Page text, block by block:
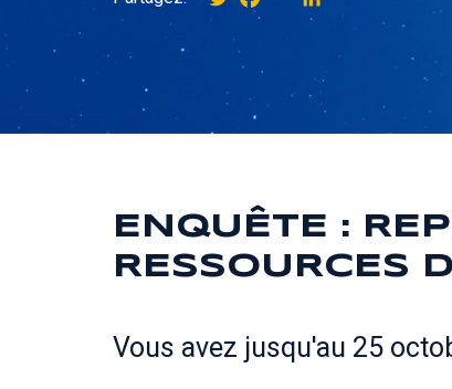
ENQUÊTE :
RESSOURCES
Vous avez jusqu'au 25